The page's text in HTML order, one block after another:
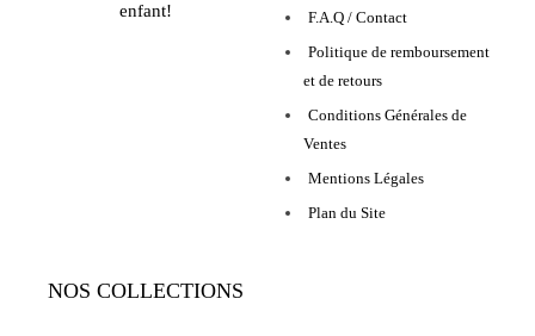
enfant!
F.A.Q / Contact
Politique de remboursement
et de retours
Conditions Générales de
Ventes
Mentions Légales
Plan du Site
NOS COLLECTIONS